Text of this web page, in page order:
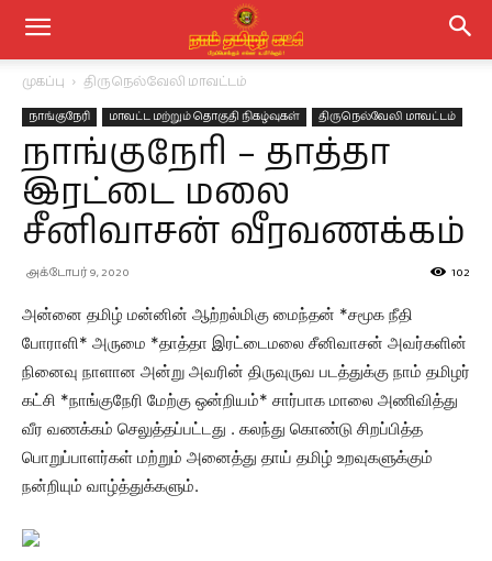
முகப்பு திருநெல்வேலி மாவட்டம்
நாங்குநேரி மாவட்ட மற்றும் தொகுதி நிகழ்வுகள் திருநெல்வேலி மாவட்டம்
நாங்குநேரி – தாத்தா
இரட்டை மலை
சீனிவாசன் வீரவணக்கம்
அக்டோபர் 9, 2020 102
அன்னை தமிழ் மன்னின் ஆற்றல்மிகு மைந்தன் *சமூக நீதி
போராளி* அருமை *தாத்தா இரட்டைமலை சீனிவாசன் அவர்களின்
நினைவு நாளான அன்று அவரின் திருவுருவ படத்துக்கு நாம் தமிழர்
கட்சி *நாங்குநேரி மேற்கு ஒன்றியம்* சார்பாக மாலை அணிவித்து
வீர வணக்கம் செலுத்தப்பட்டது . கலந்து கொண்டு சிறப்பித்த
பொறுப்பாளர்கள் மற்றும் அனைத்து தாய் தமிழ் உறவுகளுக்கும்
நன்றியும் வாழ்த்துக்களும்.